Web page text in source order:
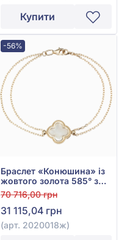
Купити
-56%
Браслет «Конюшина» із
жовтого золота 585° з
перламутром, арт.
2020018ж
70 716,00 грн
31 115,04 грн
(арт. 2020018ж)